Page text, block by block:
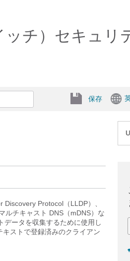
チ）セキュリ
保存
Protocol（LLDP）、
ルチキャスト DNS（mDNS）な
データを収集するために使用し
ストで登録済みのクライアン